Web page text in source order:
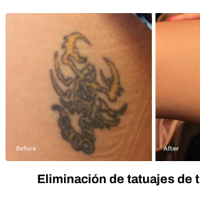
Eliminación de tatuajes de